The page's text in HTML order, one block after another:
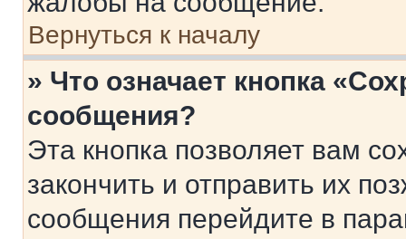
Вернуться к началу
» Что означает кнопка
сообщения?
Эта кнопка позволяет вам
закончить и отправить их
сообщения перейдите в